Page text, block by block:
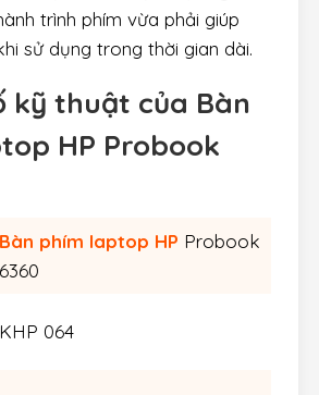
trình phím vừa phải giúp
sử dụng trong thời gian dài.
kỹ thuật của Bàn
HP Probook
Bàn phím laptop HP Probook
6360
KHP 064